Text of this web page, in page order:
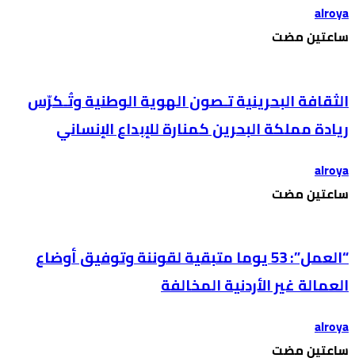
alroya
‫‫‫‏‫ساعتين مضت‬
الثقافة البحرينية تـصون الهوية الوطنية وتُـكرّس
ريادة مملكة البحرين كمنارة للإبداع الإنساني
alroya
‫‫‫‏‫ساعتين مضت‬
“العمل”: 53 يوما متبقية لقوننة وتوفيق أوضاع
العمالة غير الأردنية المخالفة
alroya
‫‫‫‏‫ساعتين مضت‬